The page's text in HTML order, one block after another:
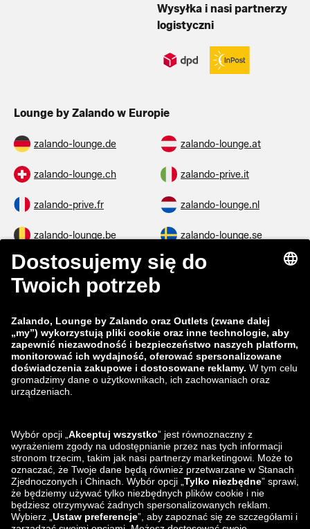
Wysyłka i nasi partnerzy
logistyczni
Lounge by Zalando w Europie
zalando-lounge.de zalando-lounge.at
zalando-lounge.ch zalando-prive.it
zalando-prive.fr zalando-lounge.nl
zalando-lounge.be zalando-lounge.se
zalando-lounge.fi zalando-lounge.dk
zalando-lounge.co.uk
zalando-prive.es zalando-lounge.cz
zalando-lounge.lt zalando-lounge.sk
zalando-lounge.ro
zalando-lounge.lu zalando-lounge.ee
zalando-lounge.lv zalando-lounge.no